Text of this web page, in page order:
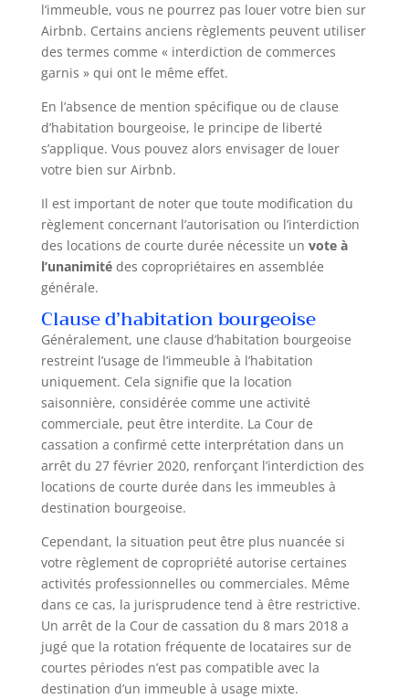
l’immeuble, vous ne pourrez pas louer votre bien sur
Airbnb. Certains anciens règlements peuvent utiliser
des termes comme « interdiction de commerces
garnis » qui ont le même effet.
En l’absence de mention spécifique ou de clause
d’habitation bourgeoise, le principe de liberté
s’applique. Vous pouvez alors envisager de louer
votre bien sur Airbnb.
Il est important de noter que toute modification du
règlement concernant l’autorisation ou l’interdiction
des locations de courte durée nécessite un vote à
l’unanimitédes copropriétaires en assemblée
générale.
Clause d’habitation bourgeoise
Généralement, une clause d’habitation bourgeoise
restreint l’usage de l’immeuble à l’habitation
uniquement. Cela signifie que la location
saisonnière, considérée comme une activité
commerciale, peut être interdite. La Cour de
cassation a confirmé cette interprétation dans un
arrêt du 27 février 2020, renforçant l’interdiction des
locations de courte durée dans les immeubles à
destination bourgeoise.
Cependant, la situation peut être plus nuancée si
votre règlement de copropriété autorise certaines
activités professionnelles ou commerciales. Même
dans ce cas, la jurisprudence tend à être restrictive.
Un arrêt de la Cour de cassation du 8 mars 2018 a
jugé que la rotation fréquente de locataires sur de
courtes périodes n’est pas compatible avec la
destination d’un immeuble à usage mixte.